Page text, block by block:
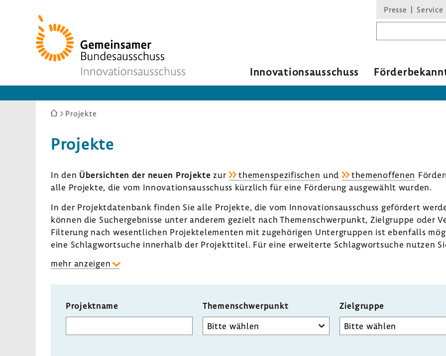
Zur
Startseite
Presse Service
Inno­va­ti­ons­aus­schuss
Sie
hier:
Projekte
Projekte
In den Über­sichten der neuen Projekte zur themen­spe­zi­fi­schen und themen­of­fenen
alle Projekte, die vom Inno­va­ti­ons­aus­schuss kürz­lich für eine Förde­rung ausge­wählt wurden.
In der Projekt­da­ten­bank finden Sie alle Projekte, die vom Inno­va­ti­ons­aus­schuss geför­dert
können die Such­ergeb­nisse unter anderem gezielt nach Themen­schwer­punkt, Ziel­gruppe oder
Filte­rung nach wesent­li­chen Projekt­ele­menten mit zuge­hö­rigen Unter­gruppen ist eben­falls
eine Schlag­wort­suche inner­halb der Projekt­titel. Für eine erwei­terte Schlag­wort­suche nutzen
mehr anzeigen
Projektname Themenschwerpunkt Zielgruppe